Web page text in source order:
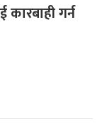
कारबाही गर्न